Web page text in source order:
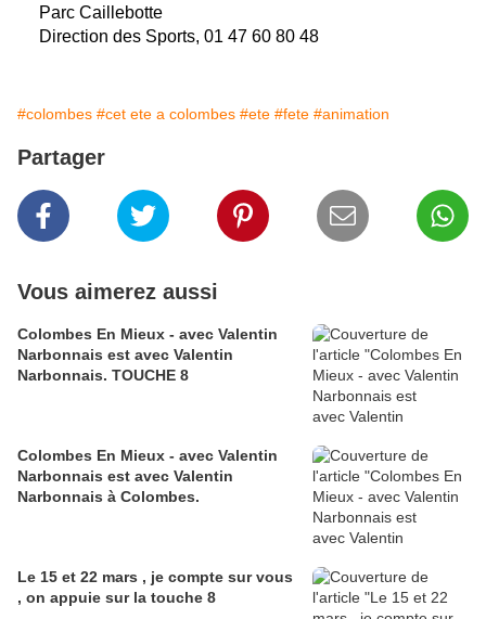
Parc Caillebotte
Direction des Sports, 01 47 60 80 48
#colombes #cet ete a colombes #ete #fete #animation
Partager
Vous aimerez aussi
Colombes En Mieux - avec Valentin
Narbonnais est avec Valentin
Narbonnais. TOUCHE 8
Colombes En Mieux - avec Valentin
Narbonnais est avec Valentin
Narbonnais à Colombes.
Le 15 et 22 mars , je compte sur vous
, on appuie sur la touche 8